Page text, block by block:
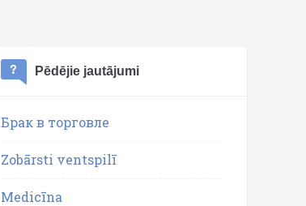
Pēdējie jautājumi
Брак в торговле
Zobārsti ventspilī
Medicīna